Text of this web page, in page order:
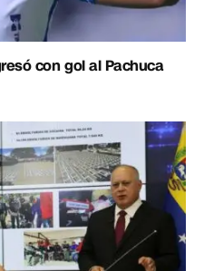
con gol al Pachuca